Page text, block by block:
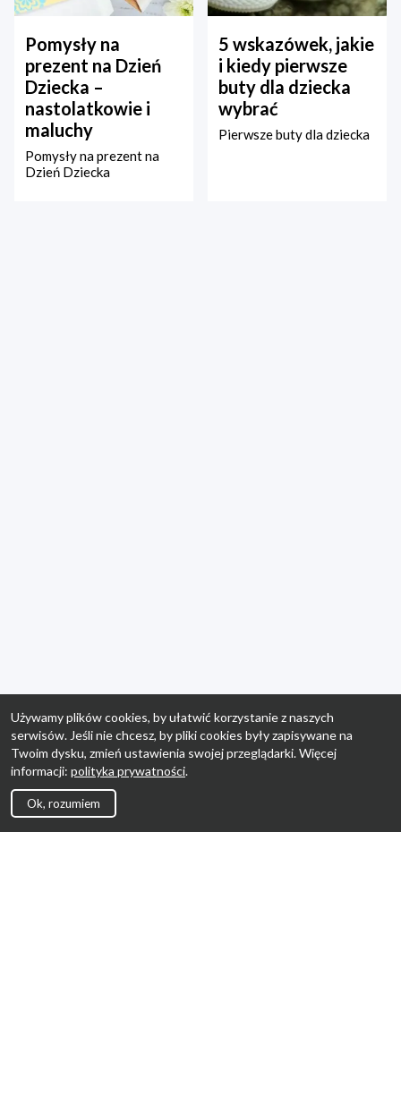
Pomysły na
prezent na Dzień
Dziecka –
nastolatkowie i
maluchy
Pomysły na prezent na
Dzień Dziecka
5 wskazówek, jakie
i kiedy pierwsze
buty dla dziecka
wybrać
Pierwsze buty dla dziecka
Używamy plików cookies, by ułatwić korzystanie z naszych
serwisów. Jeśli nie chcesz, by pliki cookies były zapisywane na
Twoim dysku, zmień ustawienia swojej przeglądarki. Więcej
informacji: polityka prywatności.
Ok, rozumiem